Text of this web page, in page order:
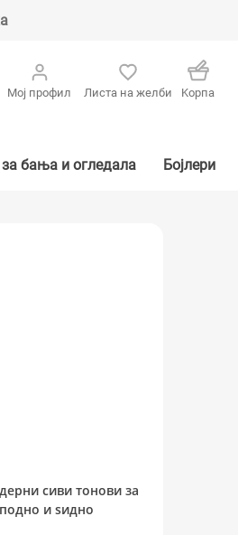
Мој профил Листа на желби Kорпа
бања и огледала Бојлери
сиви тонови за
и ѕидно